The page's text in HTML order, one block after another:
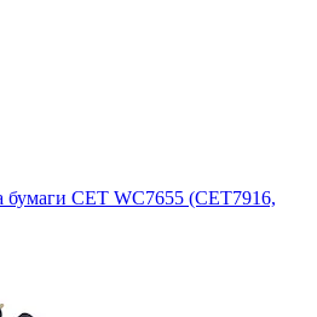
бумаги CET WC7655 (CET7916,